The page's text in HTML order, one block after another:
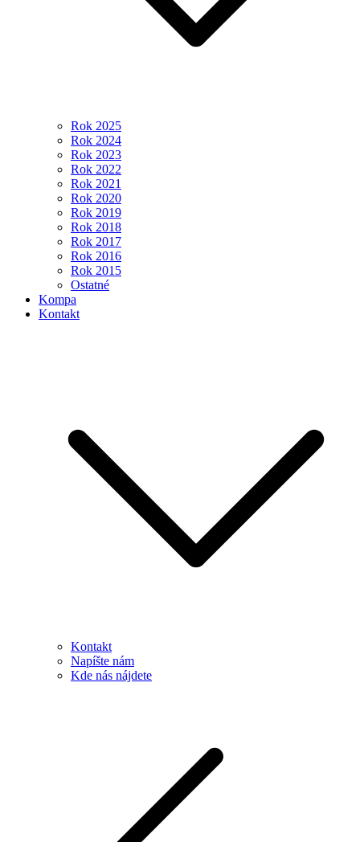
Rok 2025
Rok 2024
Rok 2023
Rok 2022
Rok 2021
Rok 2020
Rok 2019
Rok 2018
Rok 2017
Rok 2016
Rok 2015
Ostatné
Kompa
Kontakt
Kontakt
Napíšte nám
Kde nás nájdete